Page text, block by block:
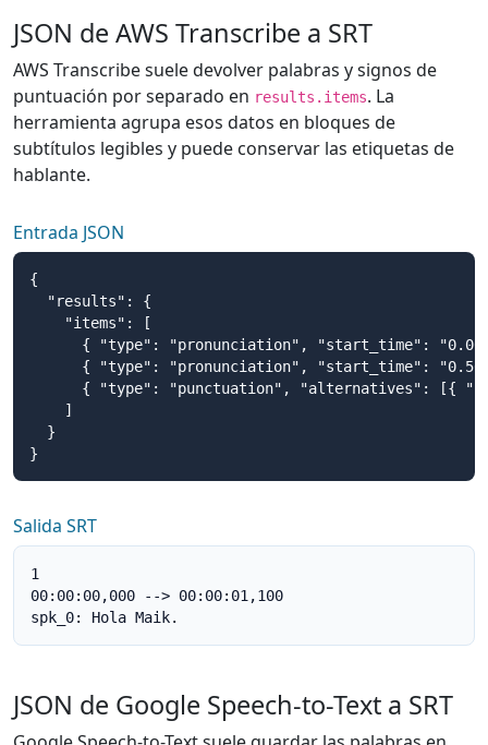
JSON de AWS Transcribe a SRT
AWS Transcribe suele devolver palabras y signos de
puntuación por separado en results.items. La
herramienta agrupa esos datos en bloques de
subtítulos legibles y puede conservar las etiquetas de
hablante.
Entrada JSON
{
  "results": {
    "items": [
{ "type": "pronunciation", "start_time":
{ "type": "pronunciation", "start_time":
{ "type": "punctuation", "alternatives": [{
    ]
  }
}
Salida SRT
1
00:00:00,000 --> 00:00:01,100
spk_0: Hola Maik.
JSON de Google Speech-to-Text a SRT